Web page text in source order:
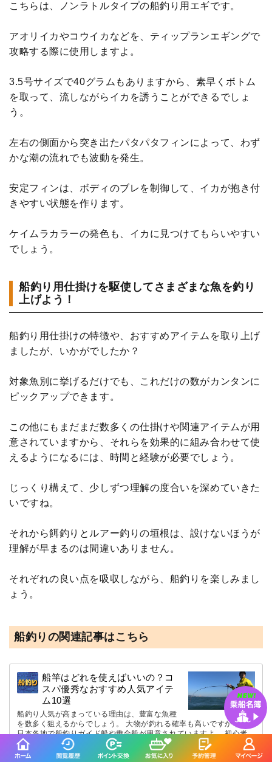
こちらは、ノンラトルタイプの船釣り用エギです。
アオリイカやコウイカなどを、ティップランエギングで
攻略する際に使用しますよ。
3.5号サイズで40グラムもありますから、素早くボトム
を取って、流しながらイカを誘うことができるでしょ
う。
左右の側面から突き出たパタパタフィンによって、わず
かな潮の流れでも波動を発生。
安定フィンは、ボディのブレを制御して、イカが抱き付
きやすい状態を作ります。
ケイムラカラーの発色も、イカに見つけてもらいやすい
でしょう。
船釣り用仕掛けを駆使してさまざまな魚を釣り
上げよう！
船釣り用仕掛けの特徴や、おすすめアイテムを取り上げ
ましたが、いかがでしたか？
対象魚別に挙げるだけでも、これだけの数がカンタンに
ピックアップできます。
この他にもまだまだ数多くの仕掛けや関連アイテムが用
意されていますから、それらを効果的に組み合わせて使
えるようになるには、時間と経験が必要でしょう。
じっくり構えて、少しずつ理解の度合いを深めていきた
いですね。
それから餌釣りとルアー釣りの垣根は、設けないほうが
理解が早まるのは間違いありません。
それぞれの良い点を吸収しながら、船釣りを楽しみまし
ょう。
船釣りの関連記事はこちら
船竿はどれを使えばいいの？コ
スパ優秀なおすすめ人気アイテ
ム10選
船釣り人気が高まっている理由は、豊富な魚種
を数多く狙えるからでしょう。 大物が釣れる確率も高いですから、
日本各地で船釣りガイド船や乗合船が用意されていますよ。 初心者
の人にも優…
2020年02月27日 船釣りマガジン 編集部